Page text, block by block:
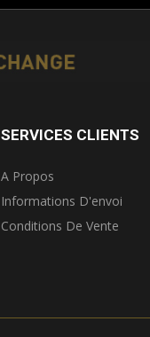
SERVICES CLIENTS
A Propos
Informations D'envoi
Conditions De Vente